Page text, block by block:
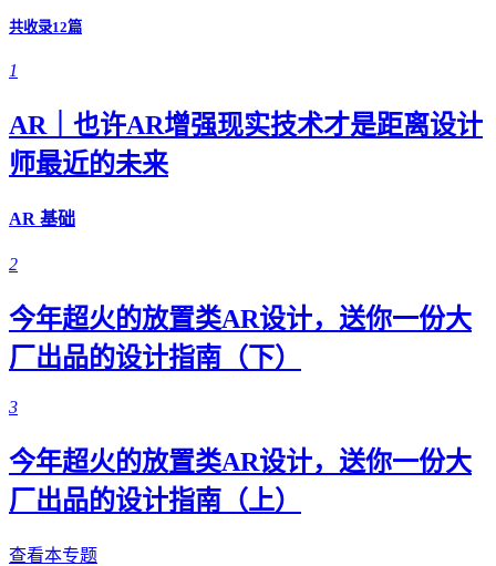
共收录12篇
1
AR｜也许AR增强现实技术才是距离设计
师最近的未来
AR 基础
2
今年超火的放置类AR设计，送你一份大
厂出品的设计指南（下）
3
今年超火的放置类AR设计，送你一份大
厂出品的设计指南（上）
查看本专题